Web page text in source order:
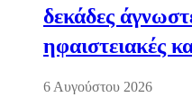
δεκάδες
ηφαιστειακές
6 Αυγούστου 2026